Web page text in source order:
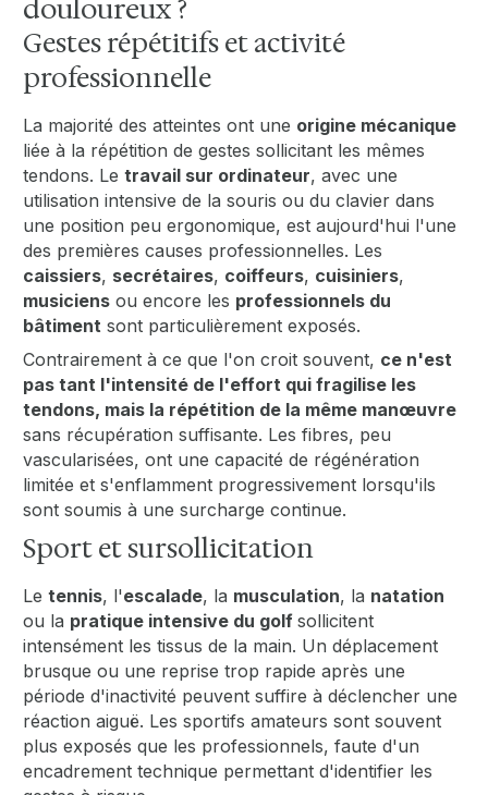
douloureux ?
Gestes répétitifs et activité
professionnelle
La majorité des atteintes ont une origine mécanique
liée à la répétition de gestes sollicitant les mêmes
tendons. Letravail sur ordinateur, avec une
utilisation intensive de la souris ou du clavier dans
une position peu ergonomique, est aujourd'hui l'une
des premières causes professionnelles. Les
caissiers, secrétaires, coiffeurs, cuisiniers,
musiciens ou encore les professionnels du
bâtiment sont particulièrement exposés.
Contrairement à ce que l'on croit souvent, ce n'est
pas tant l'intensité de l'effort qui fragilise les
tendons, mais la répétition de la même manœuvre
sans récupération suffisante. Les fibres, peu
vascularisées, ont une capacité de régénération
limitée et s'enflamment progressivement lorsqu'ils
sont soumis à une surcharge continue.
Sport et sursollicitation
Letennis, l'escalade, la musculation, la natation
ou la pratique intensive du golfsollicitent
intensément les tissus de la main. Un déplacement
brusque ou une reprise trop rapide après une
période d'inactivité peuvent suffire à déclencher une
réaction aiguë. Les sportifs amateurs sont souvent
plus exposés que les professionnels, faute d'un
encadrement technique permettant d'identifier les